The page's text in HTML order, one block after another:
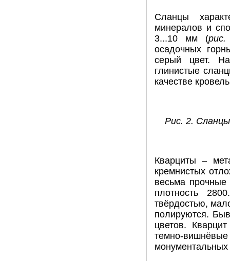
Сланцы
минералов и
3...10 мм (
осадочных
серый цвет.
глинистые
качестве
Рис. 2. Сланцы
Кварциты –
кремнистых
весьма
плотность
твёрдостью,
полируются.
цветов.
темно-